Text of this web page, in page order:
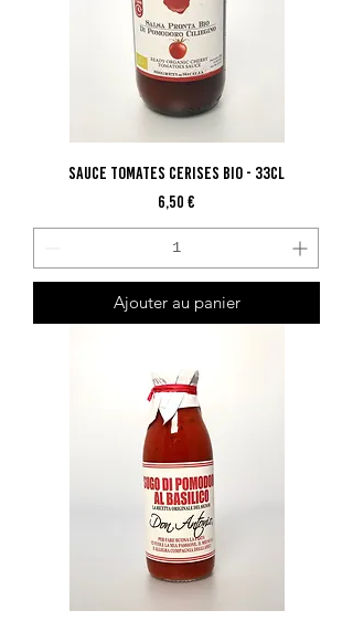
Sauce Tomates Cerises Bio - 33cl
Prix
6,50 €
Ajouter au panier